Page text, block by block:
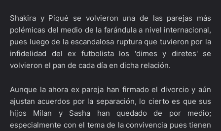
Shakira y Piqué se volvieron una de las parejas más
polémicas del medio de la farándula a nivel internacional,
pues luego de la escandalosa ruptura que tuvieron por la
infidelidad del ex futbolista los 'dimes y diretes' se
volvieron el pan de cada día en dicha relación.
Aunque la ahora ex pareja han firmado el divorcio y aún
ajustan acuerdos por la separación, lo cierto es que sus
hijos Milan y Sasha han quedado de por medio;
especialmente con el tema de la convivencia pues tienen